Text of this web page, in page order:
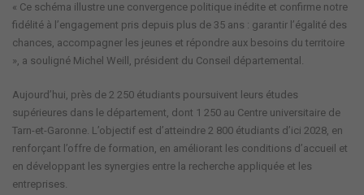
« Ce schéma illustre une convergence politique inédite et confirme notre
fidélité à l’engagement pris depuis plus de 35 ans : garantir l’égalité des
chances, accompagner les jeunes et répondre aux besoins du territoire
», a souligné Michel Weill, président du Conseil départemental.
Aujourd’hui, près de 2 250 étudiants poursuivent leurs études
supérieures dans le département, dont 1 250 au Centre universitaire de
Tarn-et-Garonne. L’objectif est d’atteindre 2 800 étudiants d’ici 2028, en
renforçant l’offre de formation, en améliorant les conditions d’accueil et
en développant les synergies entre la recherche appliquée et les
entreprises.